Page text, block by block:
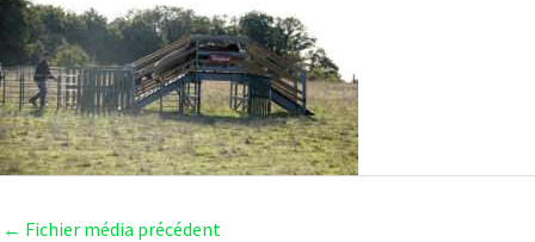
← Fichier média précédent